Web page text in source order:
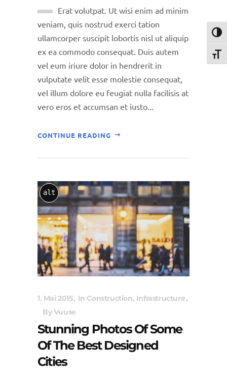
Erat volutpat. Ut wisi enim ad minim
veniam, quis nostrud exerci tation
ullamcorper suscipit lobortis nisl ut aliquip
ex ea commodo consequat. Duis autem
vel eum iriure dolor in hendrerit in
vulputate velit esse molestie consequat,
vel illum dolore eu feugiat nulla facilisis at
vero eros et accumsan et iusto...
CONTINUE READING
alt
1. Mai 2015 In Construction, Infrastructure
ByVuuse
Stunning Photos Of Some
Of The Best Designed
Cities